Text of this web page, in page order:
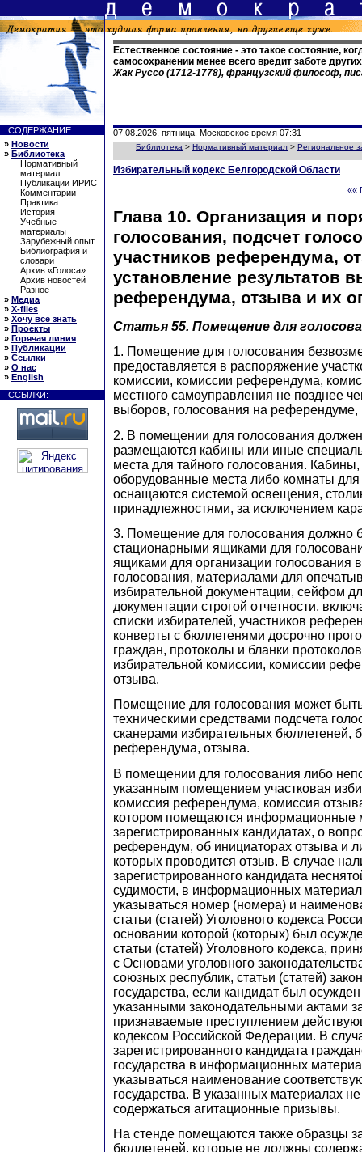
Естественное состояние - это такое состояние,
самосохранении менее всего вредит заботе
Жак Руссо (1712-1778), французский философ,
СОДЕРЖАНИЕ:
» Новости
» Библиотека
Нормативный
материал
Публикации ИРИС
Комментарии
Практика
История
Учебные
материалы
Зарубежный опыт
Библиография и
словари
Архив «Голоса»
Архив новостей
Разное
» Медиа
» X-files
» Хочу все знать
» Проекты
» Горячая линия
» Публикации
» Ссылки
» О нас
» English
ССЫЛКИ:
07.08.2026, пятница. Московское время 07:31
Библиотека > Нормативный материал > Региональное
Избирательный кодекс Белгородской Области
««
Глава 10. Организация и
голосования, подсчет
участников референдума,
установление результатов
референдума, отзыва и их
Статья 55. Помещение для
1. Помещение для голосования
предоставляется в распоряжение
комиссии, комиссии референдума,
местного самоуправления не позднее
выборов, голосования на референдуме,
2. В помещении для голосования
размещаются кабины или иные
места для тайного голосования.
оборудованные места либо комнаты для
оснащаются системой освещения,
принадлежностями, за исключением
3. Помещение для голосования должно
стационарными ящиками для
ящиками для организации голосования
голосования, материалами для
избирательной документации, сейфом
документации строгой отчетности,
списки избирателей, участников
конверты с бюллетенями досрочно
граждан, протоколы и бланки
избирательной комиссии, комиссии
отзыва.
Помещение для голосования может
техническими средствами подсчета
сканерами избирательных бюллетеней,
референдума, отзыва.
В помещении для голосования либо
указанным помещением участковая
комиссия референдума, комиссия
котором помещаются информационные
зарегистрированных кандидатах, о
референдум, об инициаторах отзыва и
которых проводится отзыв. В случае
зарегистрированного кандидата
судимости, в информационных
указываться номер (номера) и
статьи (статей) Уголовного кодекса
основании которой (которых) был
статьи (статей) Уголовного кодекса,
с Основами уголовного
союзных республик, статьи (статей)
государства, если кандидат был
указанными законодательными актами
признаваемые преступлением
кодексом Российской Федерации. В
зарегистрированного кандидата
государства в информационных
указываться наименование
государства. В указанных материалах
содержаться агитационные призывы.
На стенде помещаются также образцы
бюллетеней, которые не должны